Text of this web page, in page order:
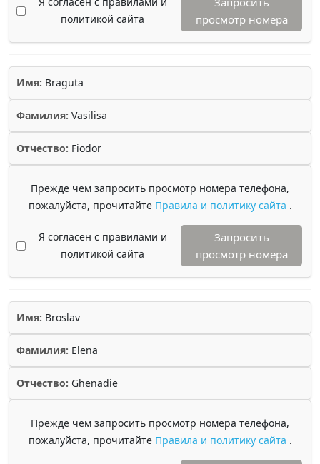
политикой сайта
просмотр номера
Имя: Braguta
Фамилия: Vasilisa
Отчество: Fiodor
Прежде чем запросить просмотр номера телефона,
пожалуйста, прочитайте Правила и политику сайта .
Я согласен с правилами и
политикой сайта
Запросить
просмотр номера
Имя: Broslav
Фамилия: Elena
Отчество: Ghenadie
Прежде чем запросить просмотр номера телефона,
пожалуйста, прочитайте Правила и политику сайта .